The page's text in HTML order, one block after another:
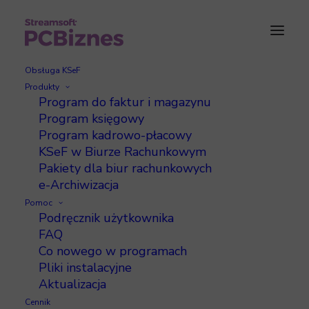
Obsługa KSeF
Produkty
Program do faktur i magazynu
Program księgowy
Program kadrowo-płacowy
KSeF w Biurze Rachunkowym
Pakiety dla biur rachunkowych
e-Archiwizacja
Pomoc
Podręcznik użytkownika
FAQ
Co nowego w programach
Pliki instalacyjne
Aktualizacja
Cennik
Dodawanie nowego
składnika do wynagrodzenia
Aby dodać nowy składnik do wynagrodzenia
w programie Aga, należy:
w menu
Ustawienia -> zakładka: Składniki